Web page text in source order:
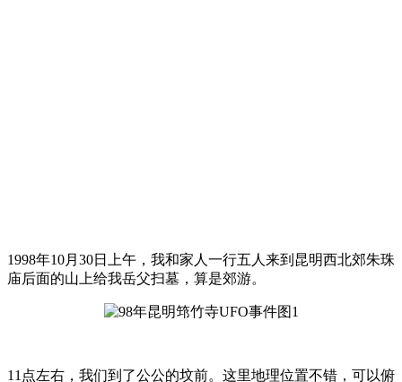
1998年10月30日上午，我和家人一行五人来到昆明西北郊朱珠
庙后面的山上给我岳父扫墓，算是郊游。
11点左右，我们到了公公的坟前。这里地理位置不错，可以俯